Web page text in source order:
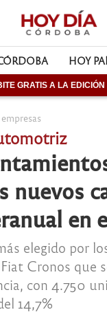
HOY
GRATIS A LA
nuevos
en
elegido por
Cronos que
con 4.750
14,7%